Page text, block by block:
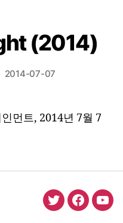
(2014)
2014-07-07
먼트, 2014년 7월 7
twitter